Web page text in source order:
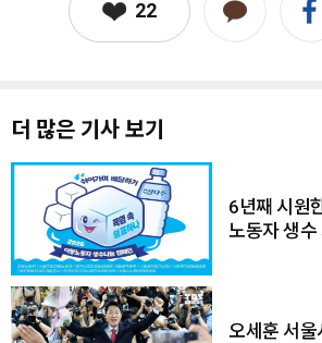
22
더 많은 기사 보기
6년째 시원
노동자 생수
오세훈 서울